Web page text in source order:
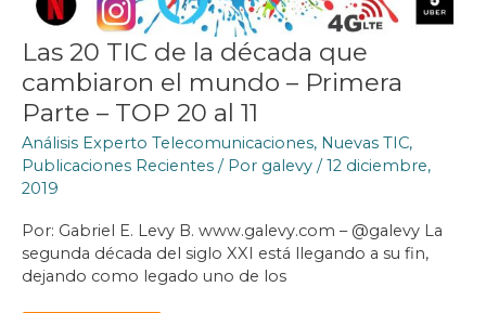
Las 20 TIC de la década que
cambiaron el mundo – Primera
Parte – TOP 20 al 11
Análisis Experto Telecomunicaciones, Nuevas TIC,
Publicaciones Recientes / Por galevy / 12 diciembre,
2019
Por: Gabriel E. Levy B. www.galevy.com – @galevy La
segunda década del siglo XXI está llegando a su fin,
dejando como legado uno de los